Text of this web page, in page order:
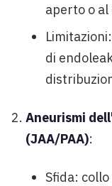
aperto o al
di
Aneurismi
(JAA/PAA):
Sfida: